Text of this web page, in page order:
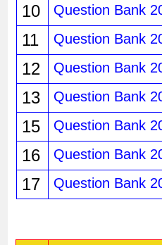
10 Question Bank
11 Question Bank
12 Question Bank
13 Question Bank
15 Question Bank
16 Question Bank
17 Question Bank